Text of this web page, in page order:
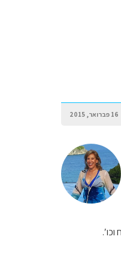
16 פברואר, 2015